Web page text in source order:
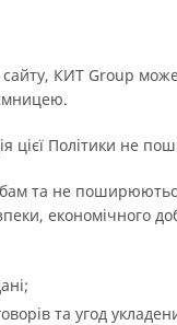
КИТ Group
цієї Політики не
та не
економічного
та угод